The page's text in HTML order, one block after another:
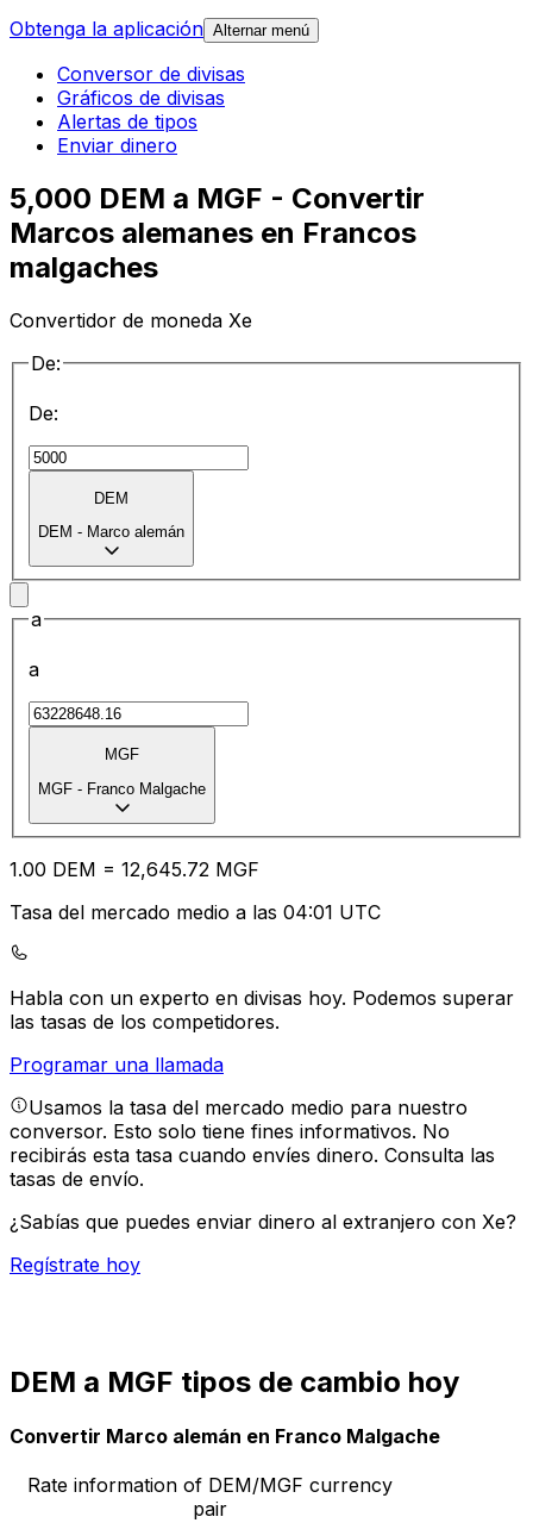
Obtenga la aplicación Alternar menú
Conversor de divisas
Gráficos de divisas
Alertas de tipos
Enviar dinero
5,000 DEM a MGF - Convertir
Marcos alemanes en Francos
malgaches
Convertidor de moneda Xe
De:
De:
DEM
DEM - Marco alemán
a
a
MGF
MGF - Franco Malgache
1.00 DEM = 12,645.72 MGF
Tasa del mercado medio a las 04:01 UTC
Habla con un experto en divisas hoy. Podemos superar
las tasas de los competidores.
Programar una llamada
Usamos la tasa del mercado medio para nuestro
conversor. Esto solo tiene fines informativos. No
recibirás esta tasa cuando envíes dinero. Consulta las
tasas de envío.
¿Sabías que puedes enviar dinero al extranjero con Xe?
Regístrate hoy
DEM a MGF tipos de cambio hoy
Convertir Marco alemán en Franco Malgache
Rate information of DEM/MGF currency
pair